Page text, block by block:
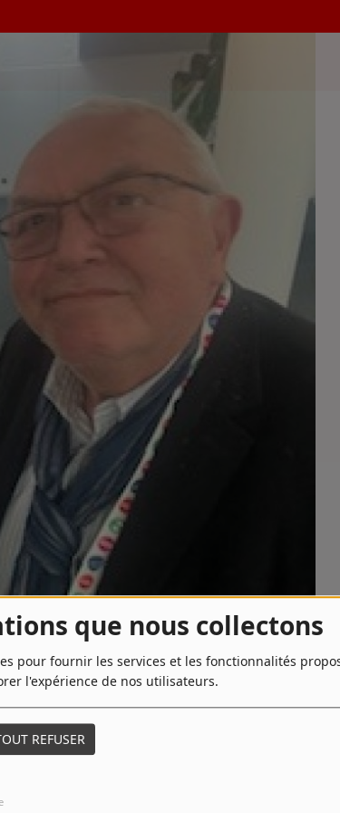
que nous collectons
pour fournir les services et les fonctionnalités
l'expérience de nos utilisateurs.
REFUSER
Kacey a déjà une longue carrière derrière lui
et Olivier Gourmet (« Home »). Excusez du